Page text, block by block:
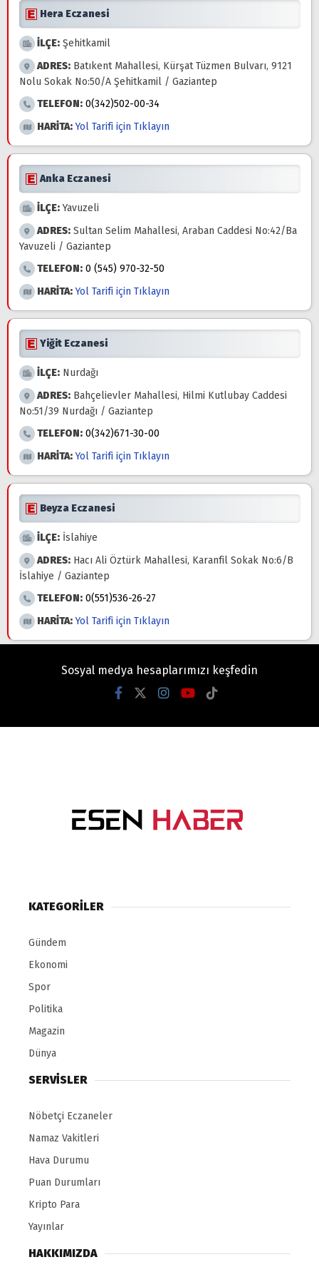
Hera Eczanesi
İLÇE: Şehitkamil
ADRES: Batıkent Mahallesi, Kürşat Tüzmen Bulvarı, 9121
Nolu Sokak No:50/A Şehitkamil / Gaziantep
TELEFON: 0(342)502-00-34
HARİTA: Yol Tarifi için Tıklayın
Anka Eczanesi
İLÇE:Yavuzeli
ADRES: Sultan Selim Mahallesi, Araban Caddesi No:42/Ba
Yavuzeli / Gaziantep
TELEFON: 0 (545) 970-32-50
HARİTA: Yol Tarifi için Tıklayın
Yiğit Eczanesi
İLÇE: Nurdağı
ADRES: Bahçelievler Mahallesi, Hilmi Kutlubay Caddesi
No:51/39 Nurdağı / Gaziantep
TELEFON: 0(342)671-30-00
HARİTA: Yol Tarifi için Tıklayın
Beyza Eczanesi
İLÇE: İslahiye
ADRES: Hacı Ali Öztürk Mahallesi, Karanfil Sokak No:6/B
İslahiye / Gaziantep
TELEFON: 0(551)536-26-27
HARİTA: Yol Tarifi için Tıklayın
Sosyal medya hesaplarımızı keşfedin
KATEGORİLER
Gündem
Ekonomi
Spor
Politika
Magazin
Dünya
SERVİSLER
Nöbetçi Eczaneler
Namaz Vakitleri
Hava Durumu
Puan Durumları
Kripto Para
Yayınlar
HAKKIMIZDA